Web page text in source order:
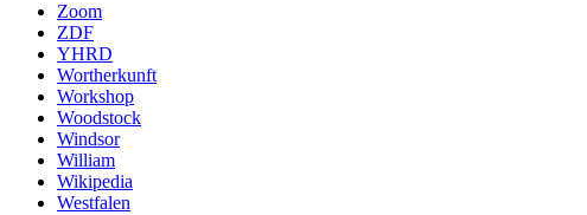
Zoom
ZDF
YHRD
Wortherkunft
Workshop
Woodstock
Windsor
William
Wikipedia
Westfalen